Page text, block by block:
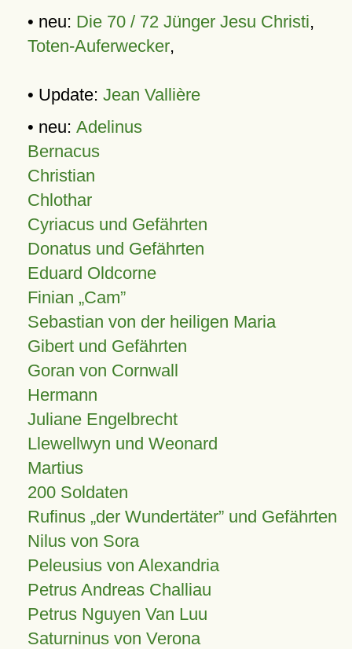
• neu: Die 70 / 72 Jünger Jesu Christi,
Toten-Auferwecker,
• Update: Jean Vallière
• neu: Adelinus
Bernacus
Christian
Chlothar
Cyriacus und Gefährten
Donatus und Gefährten
Eduard Oldcorne
Finian Cam
Sebastian von der heiligen Maria
Gibert und Gefährten
Goran von Cornwall
Hermann
Juliane Engelbrecht
Llewellwyn und Weonard
Martius
200 Soldaten
Rufinus „der Wundertäter” und Gefährten
Nilus von Sora
Peleusius von Alexandria
Petrus Andreas Challiau
Petrus Nguyen Van Luu
Saturninus von Verona